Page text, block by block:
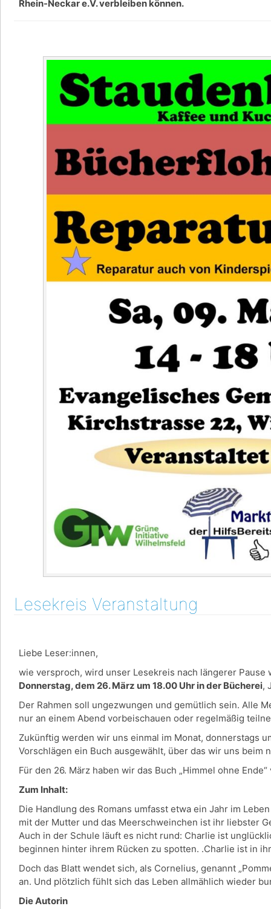
Rhein-Neckar e.V. verbleiben können.
Lesekreis Veranstaltung
Liebe Leser:innen,
wie versproch, wird unser Lesekreis nach längerer
Donnerstag, dem 26. März um 18.00 Uhr in der Bücherei,
Der Rahmen soll ungezwungen und gemütlich sein. Alle
nur an einem Abend vorbeischauen oder regelmäßig
Zukünftig werden wir uns einmal im Monat, donnerstags
Vorschlägen ein Buch ausgewählt, über das wir uns beim
Für den 26. März haben wir das Buch „Himmel ohne
Zum Inhalt:
Die Handlung des Romans umfasst etwa ein Jahr im
mit der Mutter und das Meerschweinchen ist ihr liebster
Auch in der Schule läuft es nicht rund: Charlie ist
beginnen hinter ihrem Rücken zu spotten. .Charlie ist in
Doch das Blatt wendet sich, als Cornelius, genannt
an. Und plötzlich fühlt sich das Leben allmählich wieder
Die Autorin